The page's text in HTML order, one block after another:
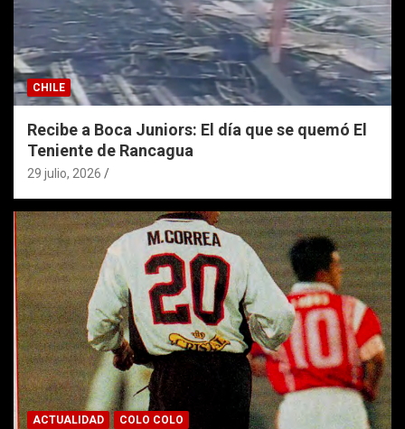
CHILE
Recibe a Boca Juniors: El día que se quemó El
Teniente de Rancagua
29 julio, 2026
ACTUALIDAD COLO COLO